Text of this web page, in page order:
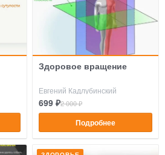
Здоровое вращение
Евгений Кадлубинский
699 ₽2 000 ₽
Подробнее